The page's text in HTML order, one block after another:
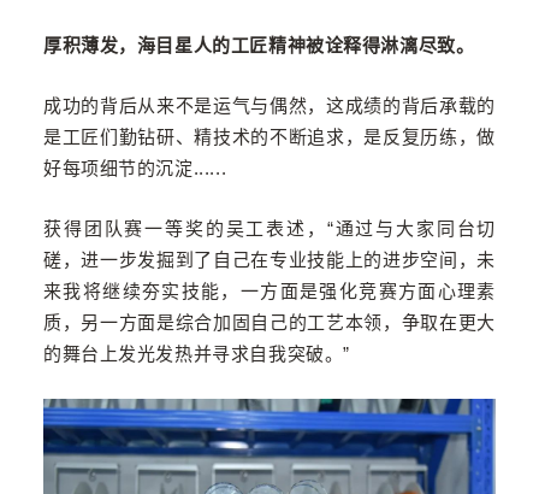
厚积薄发，海目星人的工匠精神被诠释得淋漓尽致。
成功的背后从来不是运气与偶然，这成绩的背后承载的
是工匠们勤钻研、精技术的不断追求，是反复历练，做
好每项细节的沉淀......
获得团队赛一等奖的吴工表述，“通过与大家同台切
磋，进一步发掘到了自己在专业技能上的进步空间，未
来我将继续夯实技能，一方面是强化竞赛方面心理素
质，另一方面是综合加固自己的工艺本领，争取在更大
的舞台上发光发热并寻求自我突破。”